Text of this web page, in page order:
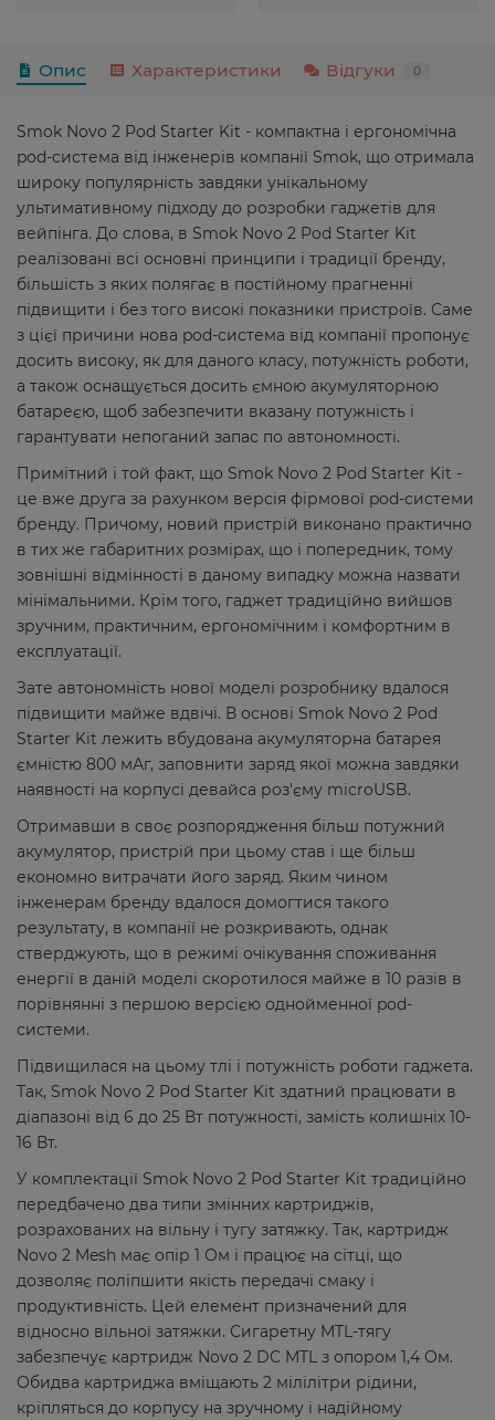
Опис Характеристики Відгуки 0
Smok Novo 2 Pod Starter Kit - компактна і ергономічна
pod-система від інженерів компанії Smok, що отримала
широку популярність завдяки унікальному
ультимативному підходу до розробки гаджетів для
вейпінга. До слова, в Smok Novo 2 Pod Starter Kit
реалізовані всі основні принципи і традиції бренду,
більшість з яких полягає в постійному прагненні
підвищити і без того високі показники пристроїв. Саме
з цієї причини нова pod-система від компанії пропонує
досить високу, як для даного класу, потужність роботи,
а також оснащується досить ємною акумуляторною
батареєю, щоб забезпечити вказану потужність і
гарантувати непоганий запас по автономності.
Примітний і той факт, що Smok Novo 2 Pod Starter Kit -
це вже друга за рахунком версія фірмової pod-системи
бренду. Причому, новий пристрій виконано практично
в тих же габаритних розмірах, що і попередник, тому
зовнішні відмінності в даному випадку можна назвати
мінімальними. Крім того, гаджет традиційно вийшов
зручним, практичним, ергономічним і комфортним в
експлуатації.
Зате автономність нової моделі розробнику вдалося
підвищити майже вдвічі. В основі Smok Novo 2 Pod
Starter Kit лежить вбудована акумуляторна батарея
ємністю 800 мАг, заповнити заряд якої можна завдяки
наявності на корпусі девайса роз'єму microUSB.
Отримавши в своє розпорядження більш потужний
акумулятор, пристрій при цьому став і ще більш
економно витрачати його заряд. Яким чином
інженерам бренду вдалося домогтися такого
результату, в компанії не розкривають, однак
стверджують, що в режимі очікування споживання
енергії в даній моделі скоротилося майже в 10 разів в
порівнянні з першою версією однойменної pod-
системи.
Підвищилася на цьому тлі і потужність роботи гаджета.
Так, Smok Novo 2 Pod Starter Kit здатний працювати в
діапазоні від 6 до 25 Вт потужності, замість колишніх 10-
16 Вт.
У комплектації Smok Novo 2 Pod Starter Kit традиційно
передбачено два типи змінних картриджів,
розрахованих на вільну і тугу затяжку. Так, картридж
Novo 2 Mesh має опір 1 Ом і працює на сітці, що
дозволяє поліпшити якість передачі смаку і
продуктивність. Цей елемент призначений для
відносно вільної затяжки. Сигаретну MTL-тягу
забезпечує картридж Novo 2 DC MTL з опором 1,4 Ом.
Обидва картриджа вміщають 2 мілілітри рідини,
кріпляться до корпусу на зручному і надійному